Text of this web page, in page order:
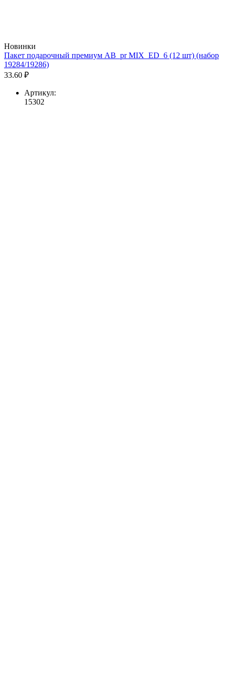
Новинки
Пакет подарочный премиум AB_pr MIX_ED_6 (12 шт) (набор
19284/19286)
33.60 ₽
Артикул:
15302